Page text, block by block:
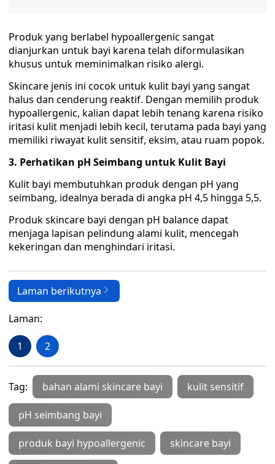
Produk yang berlabel hypoallergenic sangat
dianjurkan untuk bayi karena telah diformulasikan
khusus untuk meminimalkan risiko alergi.
Skincare jenis ini cocok untuk kulit bayi yang sangat
halus dan cenderung reaktif. Dengan memilih produk
hypoallergenic, kalian dapat lebih tenang karena risiko
iritasi kulit menjadi lebih kecil, terutama pada bayi yang
memiliki riwayat kulit sensitif, eksim, atau ruam popok.
3. Perhatikan pH Seimbang untuk Kulit Bayi
Kulit bayi membutuhkan produk dengan pH yang
seimbang, idealnya berada di angka pH 4,5 hingga 5,5.
Produk skincare bayi dengan pH balance dapat
menjaga lapisan pelindung alami kulit, mencegah
kekeringan dan menghindari iritasi.
Laman berikutnya
Laman:
1 2
Tag: bahan alami skincare bayi kulit sensitif
pH seimbang bayi
produk bayi hypoallergenic skincare bayi